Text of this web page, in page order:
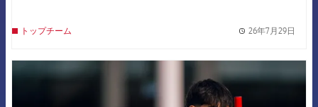
トップチーム 26年7月29日